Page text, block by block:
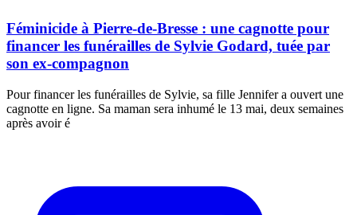
Féminicide à Pierre-de-Bresse : une cagnotte pour
financer les funérailles de Sylvie Godard, tuée par
son ex-compagnon
Pour financer les funérailles de Sylvie, sa fille Jennifer a ouvert une
cagnotte en ligne. Sa maman sera inhumé le 13 mai, deux semaines
après avoir é